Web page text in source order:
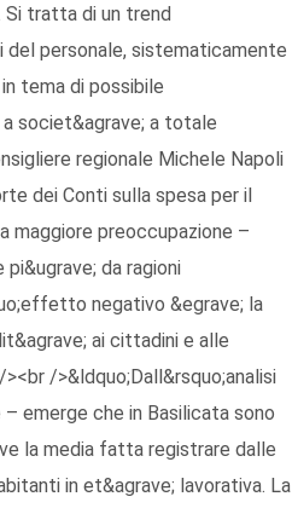
tratta di un trend
personale, sistematicamente
tema di possibile
societ&agrave; a totale
regionale Michele Napoli
dei Conti sulla spesa per il
maggiore preoccupazione –
da ragioni
negativo &egrave; la
ai cittadini e alle
/>&ldquo;Dall&rsquo;analisi
emerge che in Basilicata sono
la media fatta registrare dalle
in et&agrave; lavorativa. La